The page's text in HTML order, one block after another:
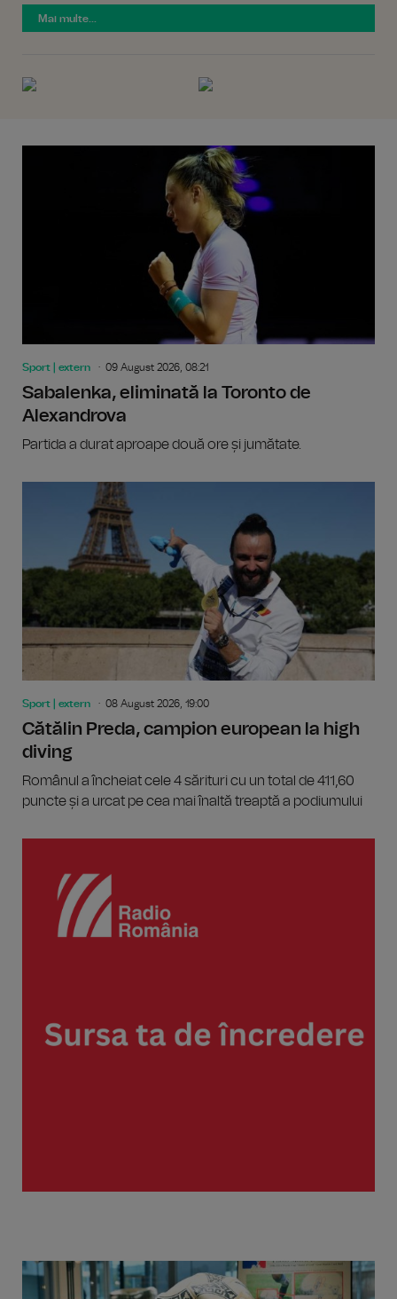
Mai multe...
Sport | extern 09 August 2026, 08:21
Sabalenka, eliminată la Toronto de
Alexandrova
Partida a durat aproape două ore și jumătate.
Sport | extern 08 August 2026, 19:00
Cătălin Preda, campion european la high
diving
Românul a încheiat cele 4 sărituri cu un total de 411,60
puncte și a urcat pe cea mai înaltă treaptă a podiumului